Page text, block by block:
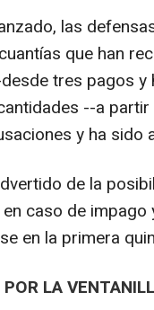
las
que han
tres pagos y
--a
y ha sido
de la
caso de
en la primera
LA